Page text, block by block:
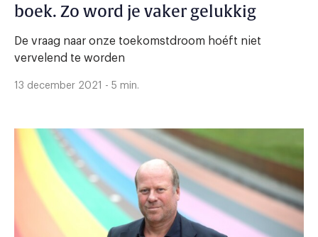
boek. Zo word je vaker gelukkig
De vraag naar onze toekomstdroom hoéft niet
vervelend te worden
13 december 2021 - 5 min.